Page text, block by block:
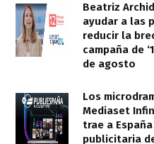
Beatriz
ayudar a las
reducir la
campaña de
de agosto
Los
Mediaset
trae a
publicitaria